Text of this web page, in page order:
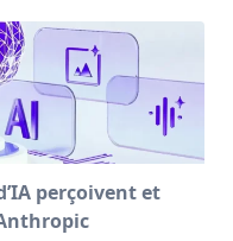
perçoivent et